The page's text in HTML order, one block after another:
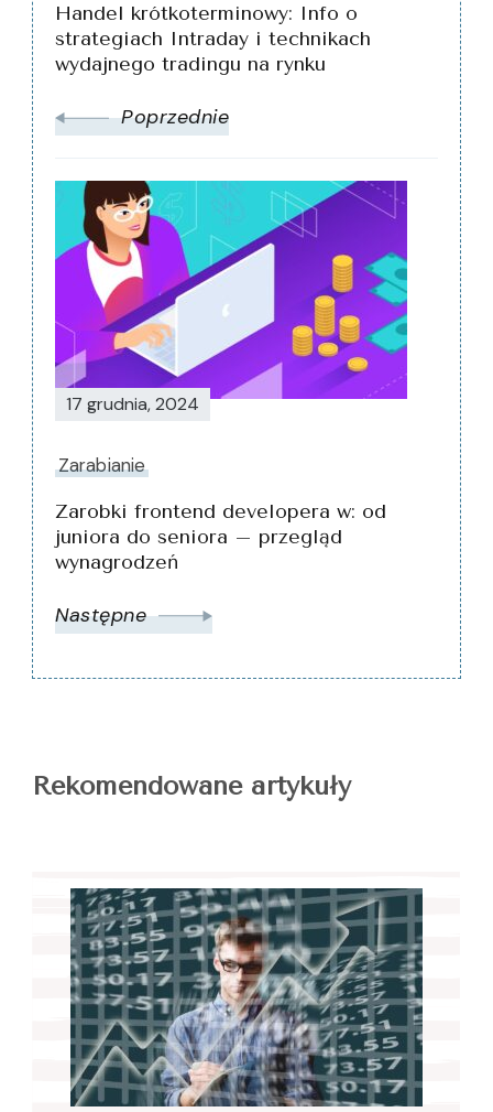
Handel krótkoterminowy: Info o
strategiach Intraday i technikach
wydajnego tradingu na rynku
Poprzednie
17 grudnia, 2024
Zarabianie
Zarobki frontend developera w: od
juniora do seniora – przegląd
wynagrodzeń
Następne
Rekomendowane artykuły